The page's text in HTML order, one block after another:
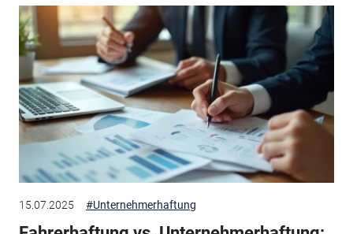
15.07.2025 #Unternehmerhaftung